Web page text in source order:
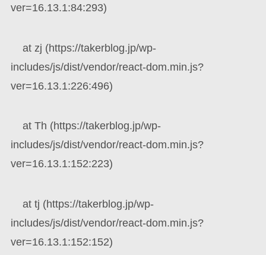
ver=16.13.1:84:293)
at zj (https://takerblog.jp/wp-
includes/js/dist/vendor/react-dom.min.js?
ver=16.13.1:226:496)
at Th (https://takerblog.jp/wp-
includes/js/dist/vendor/react-dom.min.js?
ver=16.13.1:152:223)
at tj (https://takerblog.jp/wp-
includes/js/dist/vendor/react-dom.min.js?
ver=16.13.1:152:152)